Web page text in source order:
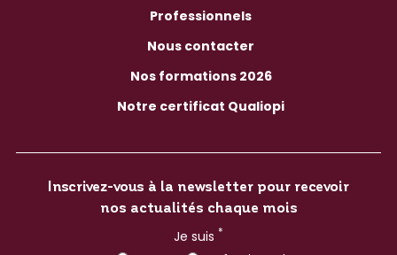
Professionnels
Nous contacter
Nos formations 2026
Notre certificat Qualiopi
Inscrivez-vous à la newsletter pour recevoir
nos actualités chaque mois
Je suis *